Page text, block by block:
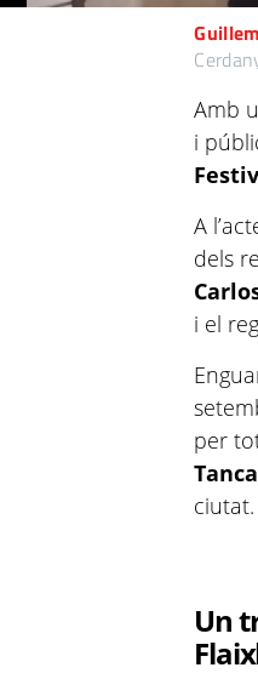
Amb
i
A
dels
i el
per
ciutat.
Un